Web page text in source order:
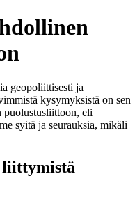
geopoliittisesti ja
kysymyksistä on sen
eli
syitä ja seurauksia, mikäli